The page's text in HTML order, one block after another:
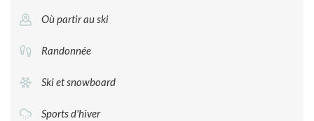
Où partir au ski
Randonnée
Ski et snowboard
Sports d'hiver